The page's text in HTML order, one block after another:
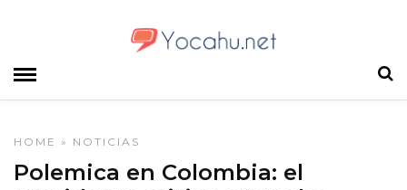
HOME » NOTICIAS
Polemica en Colombia: el